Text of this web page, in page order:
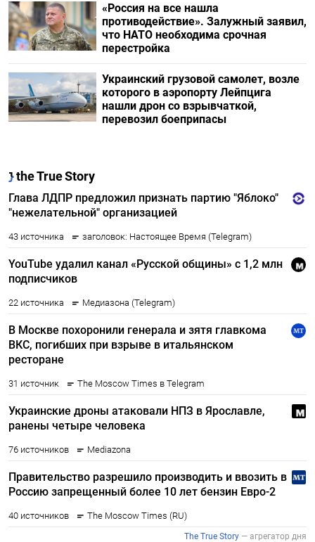
«Россия на все нашла
противодействие». Залужный заявил,
что НАТО необходима срочная
перестройка
Украинский грузовой самолет, возле
которого в аэропорту Лейпцига
нашли дрон со взрывчаткой,
перевозил боеприпасы